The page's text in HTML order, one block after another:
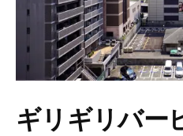
ギリギリバー